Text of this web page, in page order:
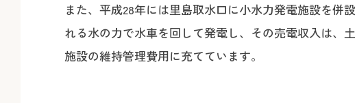
また、平成28年には里島取水口に小水力発電施設を併
れる水の力で水車を回して発電し、その売電収入は、
施設の維持管理費用に充てています。